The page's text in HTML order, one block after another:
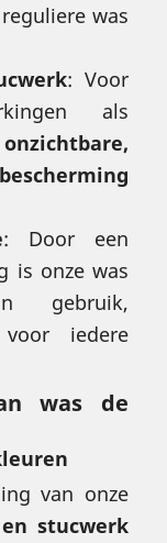
was
: Voor
als
onzichtbare,
: Door een
is onze was
gebruik,
iedere
was de
van onze
stucwerk